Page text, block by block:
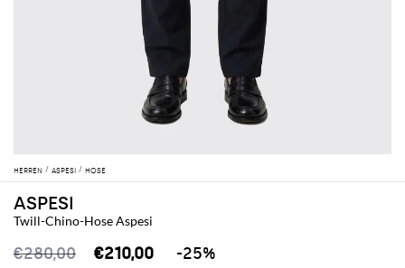
HERREN ASPESI HOSE
ASPESI
Twill-Chino-Hose Aspesi
€280,00 €210,00 -25%